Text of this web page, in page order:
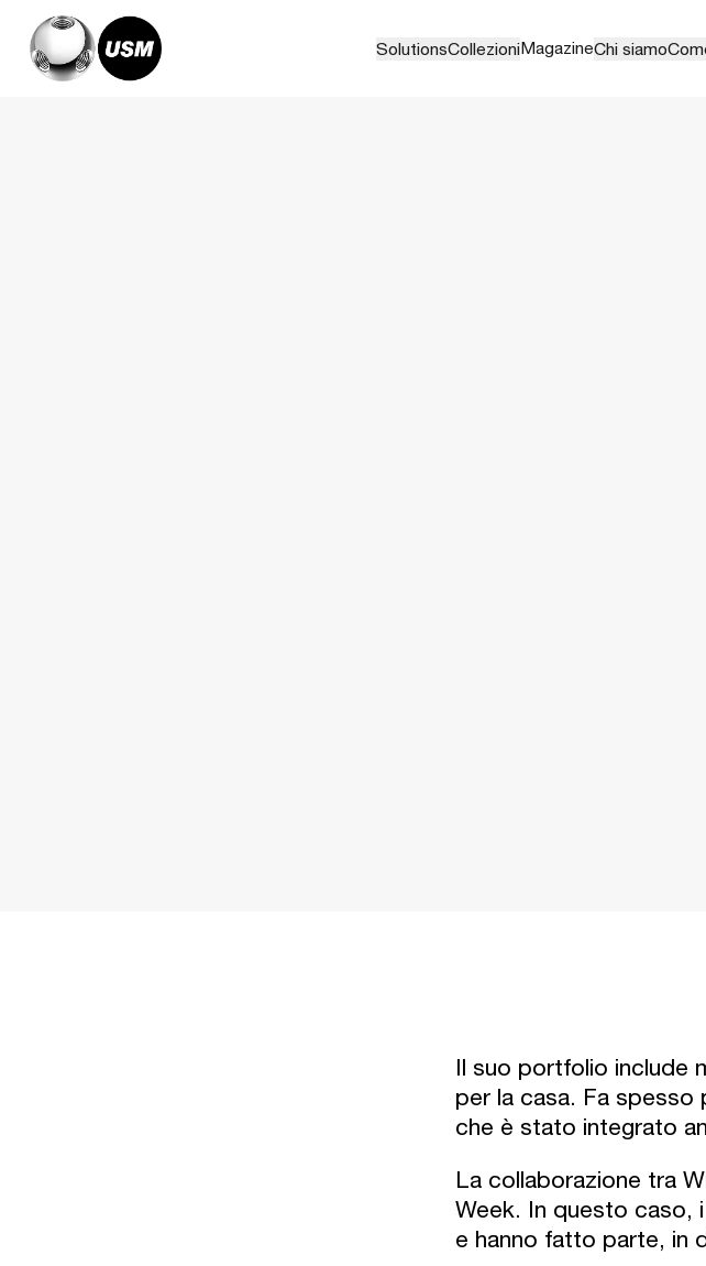
SolutionsCollezioniMagazineChi siamo
Il suo portfolio include
per la casa. Fa spesso
che è stato integrato
La collaborazione tra
Week. In questo caso,
e hanno fatto parte, in